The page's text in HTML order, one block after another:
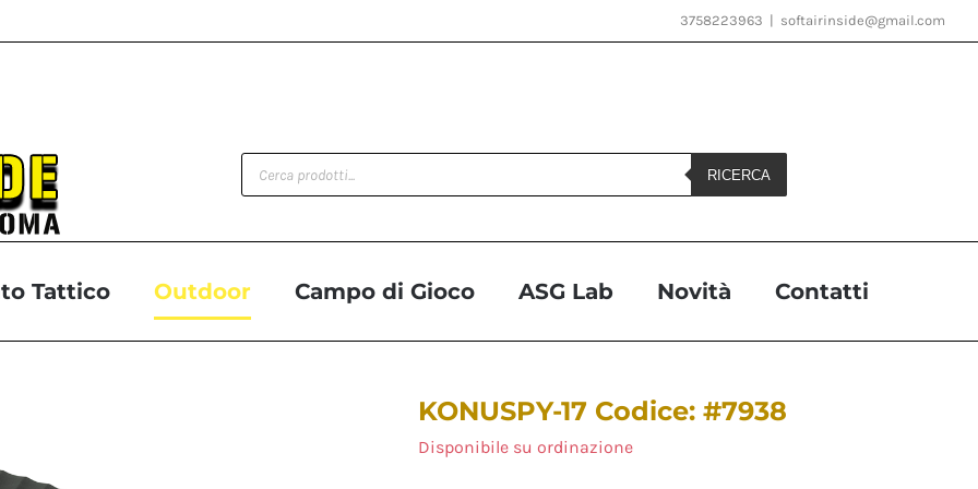
3758223963 softairinside@gmail.com
Products
search
RICERCA
Tattico Outdoor Campo di Gioco ASG Lab Novità Contatti
KONUSPY-17 Codice: #7938
Disponibile su ordinazione